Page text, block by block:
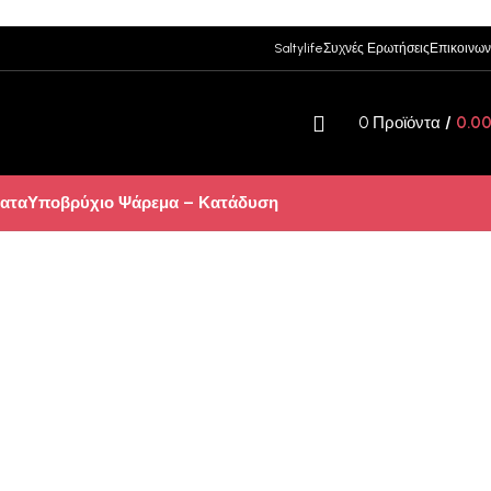
SaltylifeΣυχνές Ερωτήσεις
0 Προϊόντα / 0.00
Υποβρύχιο Ψάρεμα – Κατάδυση